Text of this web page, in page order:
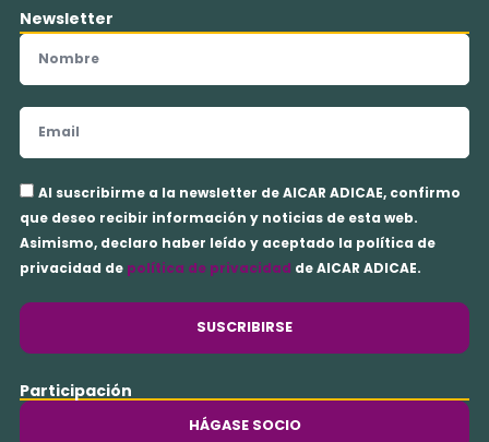
Newsletter
Nombre
Email
Aceptación
privacidad
Al suscribirme a la newsletter de AICAR ADICAE, confirmo
que deseo recibir información y noticias de esta web.
Asimismo, declaro haber leído y aceptado la política de
privacidad de política de privacidad de AICAR ADICAE.
SUSCRIBIRSE
Participación
HÁGASE SOCIO